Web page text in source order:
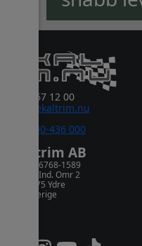
0381-67 12 00
order@dekaltrim.nu
0700-436 000
Dekaltrim AB
Orgnr. 556768-1589
Rydsnäs Ind. Omr 2
573 75 Ydre
Sverige